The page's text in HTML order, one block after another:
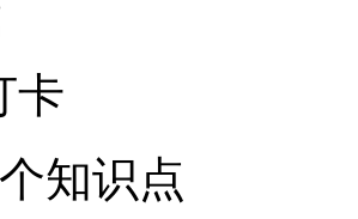
卡
知识点